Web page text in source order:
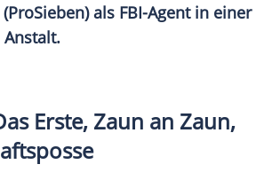
als FBI-Agent in einer
Erste, Zaun an Zaun,